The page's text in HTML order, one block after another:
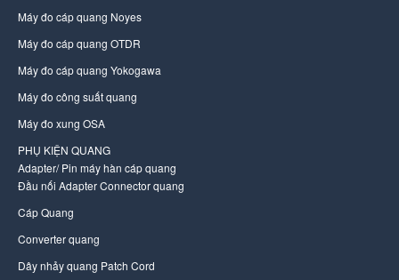
Máy đo cáp quang Noyes
Máy đo cáp quang OTDR
Máy đo cáp quang Yokogawa
Máy đo công suất quang
Máy đo xung OSA
PHỤ KIỆN QUANG
Adapter/ Pin máy hàn cáp quang
Đầu nối Adapter Connector quang
Cáp Quang
Converter quang
Dây nhảy quang Patch Cord